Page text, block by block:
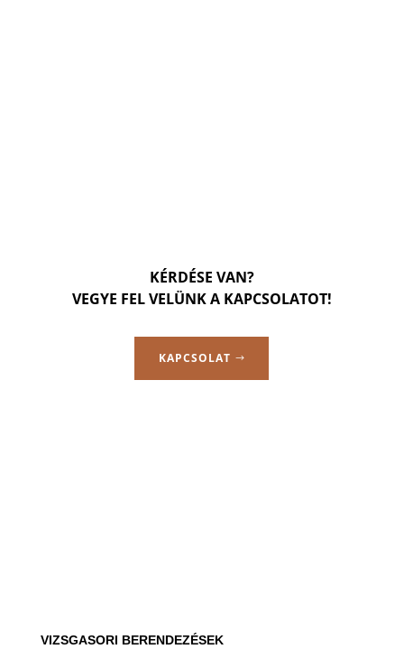
KÉRDÉSE VAN?
VEGYE FEL VELÜNK A KAPCSOLATOT!
KAPCSOLAT
VIZSGASORI BERENDEZÉSEK